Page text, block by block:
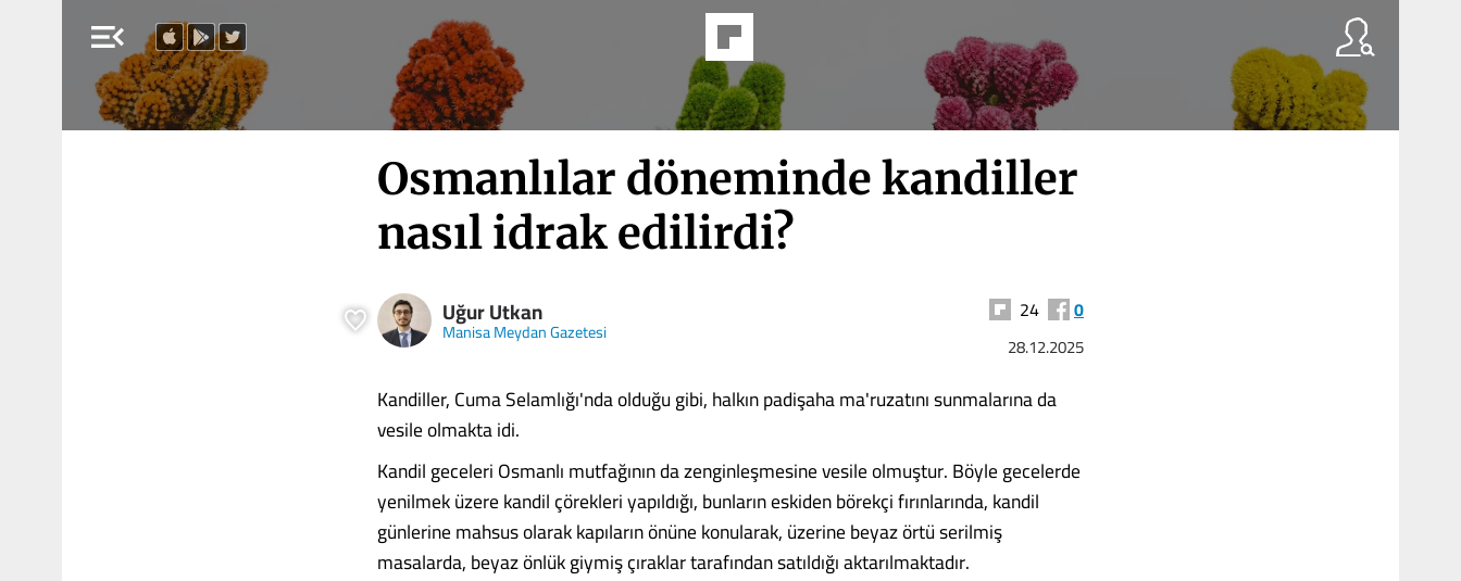
menu_open
Osmanlılar döneminde kandiller
nasıl idrak edilirdi?
Uğur Utkan
Manisa Meydan Gazetesi
24 0
28.12.2025
Kandiller, Cuma Selamlığı'nda olduğu gibi, halkın padişaha ma'ruzatını sunmalarına da
vesile olmakta idi.
Kandil geceleri Osmanlı mutfağının da zenginleşmesine vesile olmuştur. Böyle gecelerde
yenilmek üzere kandil çörekleri yapıldığı, bunların eskiden börekçi fırınlarında, kandil
günlerine mahsus olarak kapıların önüne konularak, üzerine beyaz örtü serilmiş
masalarda, beyaz önlük giymiş çıraklar tarafından satıldığı aktarılmaktadır.